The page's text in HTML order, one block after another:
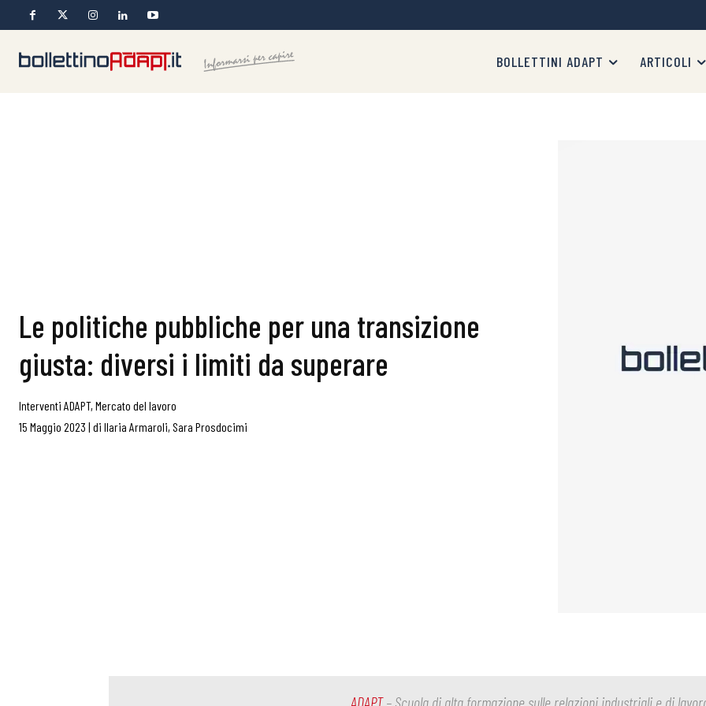
BOLLETTINI ADAPT ARTICOLI
Le politiche pubbliche per una transizione
giusta: diversi i limiti da superare
Interventi ADAPT, Mercato del lavoro
15 Maggio 2023 | di Ilaria Armaroli, Sara Prosdocimi
ADAPT– Scuola di alta formazione sulle relazioni industriali e di